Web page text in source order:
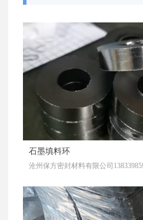
石墨填料环
1. ‌材料与结构‌
基础材料‌：通常由高纯度石墨（鳞片石墨或柔性石墨）制成，部分产品会复合金属增强
1